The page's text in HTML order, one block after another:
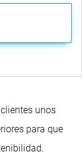
unos
para que